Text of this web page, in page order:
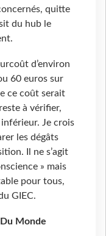
quitte
du hub le
d’environ
60 euros sur
ce coût serait
à vérifier,
Je crois
les dégâts
Il ne s’agit
» mais
pour tous,
GIEC.
Monde